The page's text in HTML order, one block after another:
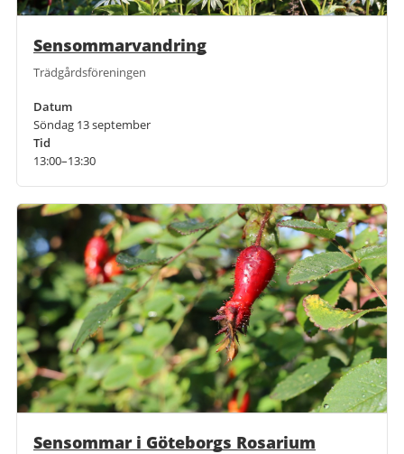
Sensommarvandring
Trädgårdsföreningen
Datum
Söndag 13 september
Tid
13:00–13:30
Sensommar i Göteborgs Rosarium